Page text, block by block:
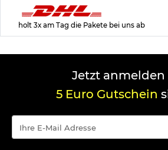
holt 3x am Tag die Pakete bei uns ab
Jetzt anmelden
5 Euro Gutschein